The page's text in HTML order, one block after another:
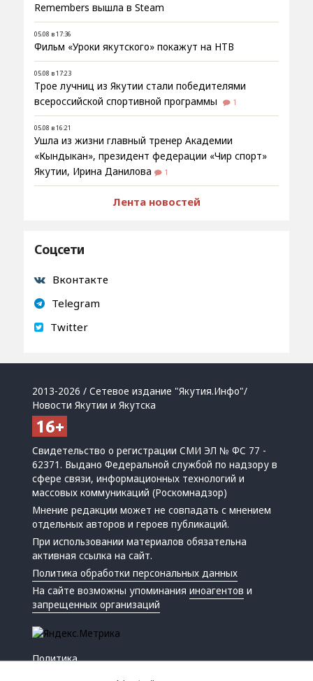
Remembers вышла в Steam
05.08 в 17:36
Фильм «Уроки якутского» покажут на НТВ
05.08 в 17:23
Трое лучниц из Якутии стали победителями
всероссийской спортивной программы
1
05.08 в 16:21
Ушла из жизни главный тренер Академии
«Кындыкан», президент федерации «Чир спорт»
Якутии, Ирина Данилова
1
Лента новостей
Соцсети
Вконтакте
Telegram
Twitter
2013-2026 / Сетевое издание "Якутия.Инфо"/
Новости Якутии и Якутска
Свидетельство о регистрации СМИ ЭЛ № ФС 77 -
62371. Выдано Федеральной службой по надзору в
сфере связи, информационных технологий и
массовых коммуникаций (Роскомнадзор)
Мнение редакции может не совпадать с мнением
отдельных авторов и героев публикаций.
При использовании материалов обязательна
активная ссылка на сайт.
Политика обработки персональных данных
На сайте возможны упоминанияиноагентов и
запрещенных организаций
Политика